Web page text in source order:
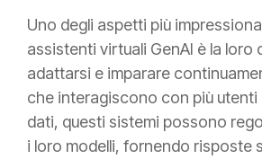
Uno degli aspetti più
assistenti virtuali GenAI è la loro
adattarsi e imparare
che interagiscono con più
dati, questi sistemi possono
i loro modelli, fornendo risposte